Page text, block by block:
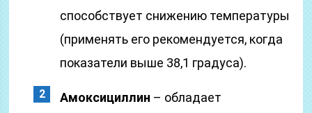
способствует снижению температуры
(применять его рекомендуется, когда
показатели выше 38,1 градуса).
Амоксициллин – обладает